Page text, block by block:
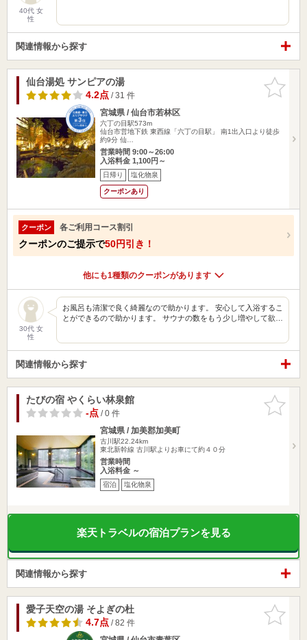
40代 女
性
関連情報から探す
お気に入
りに追加
仙台湯処 サンピアの湯
4.2点/ 31 件
宮城県 / 仙台市若林区
六丁の目駅573m
仙台市営地下鉄 東西線「六丁の目駅」 南1出入口より徒歩
約9分 仙…
営業時間 9:00～26:00
入浴料金 1,100円～
日帰り 塩化物泉
クーポンあり
クーポン 各ご利用コース割引
クーポンのご提示で50円引き！
他にも1種類のクーポンがあります
30代 女
性
お風呂も清潔で良く綺麗なので助かります。 安心して入浴するこ
とができるので助かります。 サウナの数をもう少し増やして欲…
関連情報から探す
お気に入
りに追加
たびの宿 やくらい林泉館
-点/ 0 件
宮城県 / 加美郡加美町
古川駅22.24km
東北新幹線 古川駅よりお車にて約４０分
営業時間
入浴料金 ～
宿泊 塩化物泉
楽天トラベルの宿泊プランを見る
関連情報から探す
お気に入
りに追加
愛子天空の湯 そよぎの杜
4.7点/ 82 件